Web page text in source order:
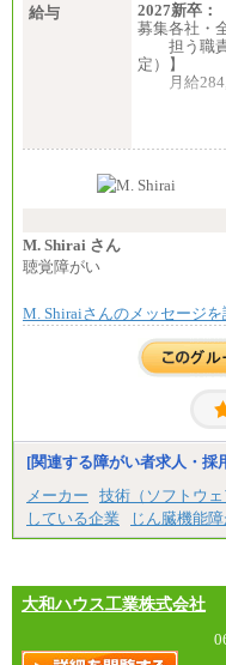
給与
2027新卒：
募集各社・
担う職責
定）】
月給
※入社後
す。
い職責を担
※上記に加
※試用期間
＜募集各社
月給21万円
※試用期間
ます。
M. Shirai さん
聴覚障がい
M. Shiraiさんのメッセージを
[関連する障がい者求人・採
メーカー
技術（ソフトウ
している企業
じん臓機能
大和ハウス工業株式会社